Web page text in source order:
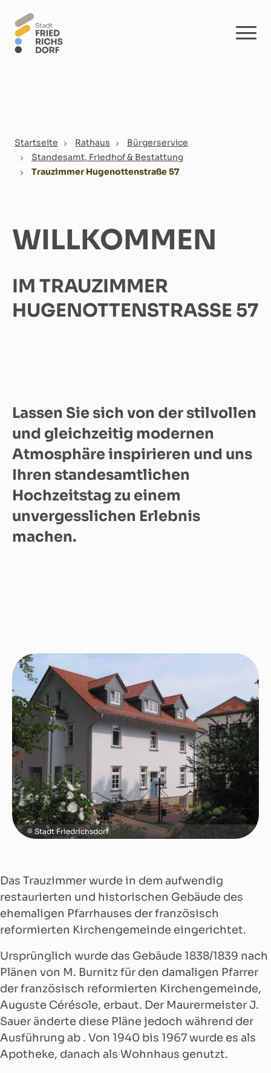
You are here:
Startseite Rathaus
Bürgerservice
Standesamt, Friedhof & Bestattung
Trauzimmer Hugenottenstraße 57
WILLKOMMEN
IM TRAUZIMMER
HUGENOTTENSTRASSE 57
Lassen Sie sich von der stilvollen
und gleichzeitig modernen
Atmosphäre inspirieren und uns
Ihren standesamtlichen
Hochzeitstag zu einem
unvergesslichen Erlebnis
machen.
Stadt Friedrichsdorf
Das Trauzimmer wurde in dem aufwendig
restaurierten und historischen Gebäude des
ehemaligen Pfarrhauses der französisch
reformierten Kirchengemeinde eingerichtet.
Ursprünglich wurde das Gebäude 1838/1839 nach
Plänen von M. Burnitz für den damaligen Pfarrer
der französisch reformierten Kirchengemeinde,
Auguste Cérésole, erbaut. Der Maurermeister J.
Sauer änderte diese Pläne jedoch während der
Ausführung ab . Von 1940 bis 1967 wurde es als
Apotheke, danach als Wohnhaus genutzt.